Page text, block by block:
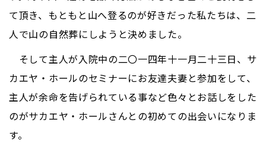
て頂き、もともと山へ登るのが好きだった私たちは、二
人で山の自然葬にしようと決めました。
そして主人が入院中の二〇一四年十一月二十三日、サ
カエヤ・ホールのセミナーにお友達夫妻と参加をして、
主人が余命を告げられている事など色々とお話しをした
のがサカエヤ・ホールさんとの初めての出会いになりま
す。